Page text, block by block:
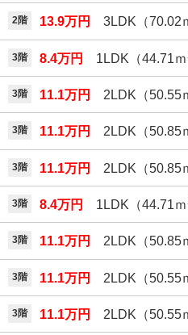
2階 13.9万円 3LDK（70.02
3階 8.4万円 1LDK（44.71ｍ
3階 11.1万円 2LDK（50.55
3階 11.1万円 2LDK（50.85
3階 11.1万円 2LDK（50.85
3階 8.4万円 1LDK（44.71ｍ
3階 11.1万円 2LDK（50.85
3階 11.1万円 2LDK（50.55
3階 11.1万円 2LDK（50.55